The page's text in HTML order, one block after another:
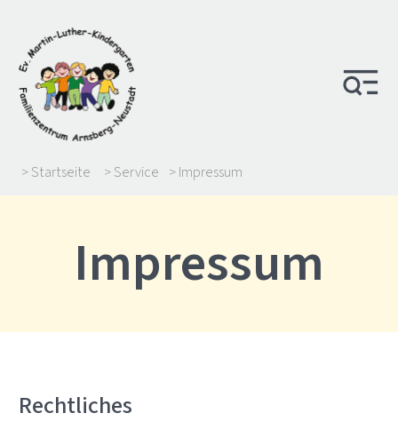
> Startseite > Service > Impressum
Impressum
Rechtliches